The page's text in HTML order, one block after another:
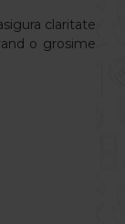
claritate
o grosime